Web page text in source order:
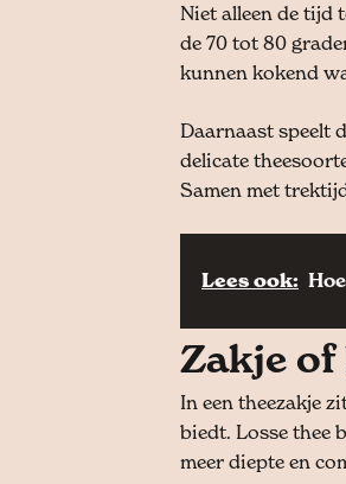
Niet alleen de tijd
de 70 tot 80
kunnen kokend
Daarnaast speelt
delicate
Samen met
Lees ook:
Zakje of
In een theezakje
biedt. Losse thee
meer diepte en